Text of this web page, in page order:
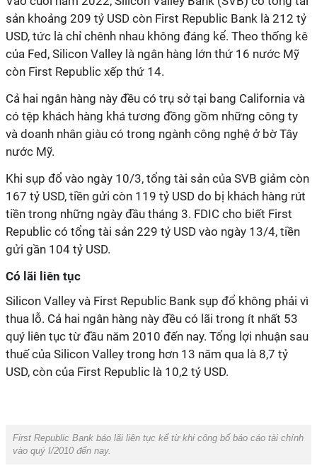
sản khoảng 209 tỷ USD còn First Republic Bank là 212 tỷ
USD, tức là chỉ chênh nhau không đáng kể. Theo thống kê
của Fed, Silicon Valley là ngân hàng lớn thứ 16 nước Mỹ
còn First Republic xếp thứ 14.
Cả hai ngân hàng này đều có trụ sở tại bang California và
có tệp khách hàng khá tương đồng gồm những công ty
và doanh nhân giàu có trong ngành công nghệ ở bờ Tây
nước Mỹ.
Khi sụp đổ vào ngày 10/3, tổng tài sản của SVB giảm còn
167 tỷ USD, tiền gửi còn 119 tỷ USD do bị khách hàng rút
tiền trong những ngày đầu tháng 3. FDIC cho biết First
Republic có tổng tài sản 229 tỷ USD vào ngày 13/4, tiền
gửi gần 104 tỷ USD.
Có lãi liên tục
Silicon Valley và First Republic Bank sụp đổ không phải vì
thua lỗ. Cả hai ngân hàng này đều có lãi trong ít nhất 53
quý liên tục từ đầu năm 2010 đến nay. Tổng lợi nhuận sau
thuế của Silicon Valley trong hơn 13 năm qua là 8,7 tỷ
USD, còn của First Republic là 10,2 tỷ USD.
First Republic Bank báo lãi liên tục kể từ khi công bố báo cáo tài chính
vào quý I/2010 đến nay.